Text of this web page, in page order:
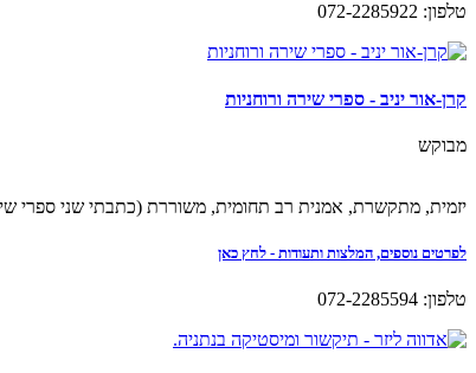
טלפון: 072-2285922
קרן-אור יניב - ספרי שירה ורוחניות
מבוקש
יזמית, מתקשרת, אמנית רב תחומית, משוררת (כתבתי שני ספרי
לפרטים נוספים, המלצות ותעודות - לחץ כאן
טלפון: 072-2285594